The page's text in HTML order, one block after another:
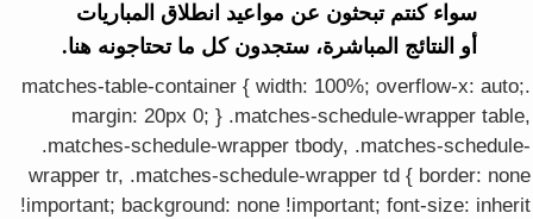
سواء كنتم تبحثون عن مواعيد انطلاق المباريات
أو النتائج المباشرة، ستجدون كل ما تحتاجونه هنا.
.matches-table-container { width: 100%; overflow-x: auto;
margin: 20px 0; } .matches-schedule-wrapper table,
.matches-schedule-wrapper tbody, .matches-schedule-
wrapper tr, .matches-schedule-wrapper td { border: none
!important; background: none !important; font-size: inherit